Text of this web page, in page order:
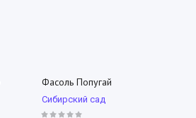
Фасоль Попугай
Сибирский сад